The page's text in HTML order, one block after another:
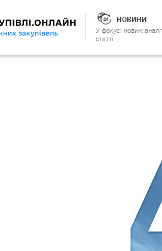
НОВИНИ
У фокусі новин:
статті